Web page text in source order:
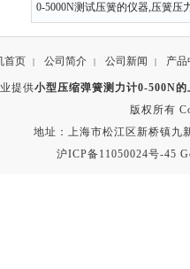
0-5000N测试压簧的仪器,压簧压
首页 | 公司简介 | 公司新闻 | 产品
提供小型压缩弹簧测力计0-500N的
版权所有
地址：上海市松江区新桥镇九
沪ICP备11050024号-45